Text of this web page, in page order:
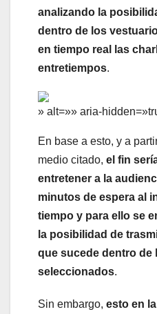
analizando la
dentro de los
en tiempo real las
entretiempos.
» alt=»» aria-
En base a esto, y a
medio citado, el fin
entretener a la
minutos de espera al
tiempo y para ello se
la posibilidad de
que sucede dentro de
seleccionados.
Sin embargo, esto en